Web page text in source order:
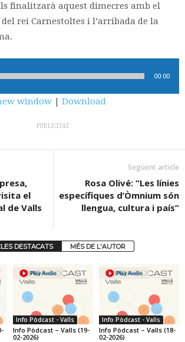
finalitzarà aquest dimecres amb el
rei Carnestoltes i l’arribada de la
00:00
window | Download
PUBLICITAT
el
de Valls
Següent article
Rosa Olivé: “Les línies
específiques d’Òmnium són
llengua, cultura i país”
DESTACATS MÉS DE L'AUTOR
Info Pòdcast - Valls
Info Pòdcast – Valls (19-
02-2026)
Info Pòdcast - Valls
Info Pòdcast – Valls (18-
02-2026)